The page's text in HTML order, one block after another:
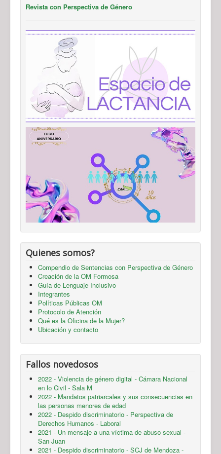
Revista con Perspectiva de Género
Quienes somos?
Compendio de Sentencias con Perspectiva de Género
Creación de la OM Formosa
Guía de Lenguaje Inclusivo
Integrantes
Políticas Públicas OM
Protocolo de Atención
Qué es la Oficina de la Mujer?
Ubicación y contacto
Fallos novedosos
2022 - Violencia de género digital - Cámara Nacional
en lo Civil - Sala M
2022 - Mandatos patriarcales y sus consecuencias en
las personas menores de edad
2022 - Despido discriminatorio - Perspectiva de
Derechos Humanos - Laboral
2021 - Un mensaje a una víctima de abuso sexual -
San Juan
2021 - Despido discriminatorio - SCJ de Mendoza -